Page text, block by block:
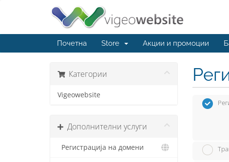
Почетна Store Акции и промоции
Категории
Vigeowebsite
Дополнителни услуги
Регистрација на домени